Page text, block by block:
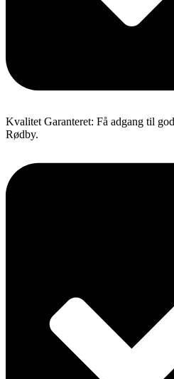
Kvalitet Garanteret: Få adgang til
Rødby.